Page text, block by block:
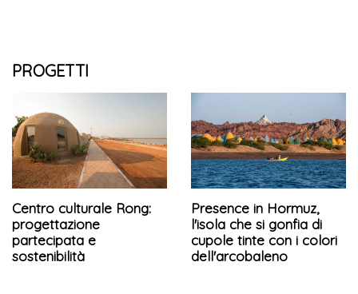
PROGETTI
Centro culturale Rong:
progettazione
partecipata e
sostenibilità
Presence in Hormuz,
l'isola che si gonfia di
cupole tinte con i colori
dell'arcobaleno